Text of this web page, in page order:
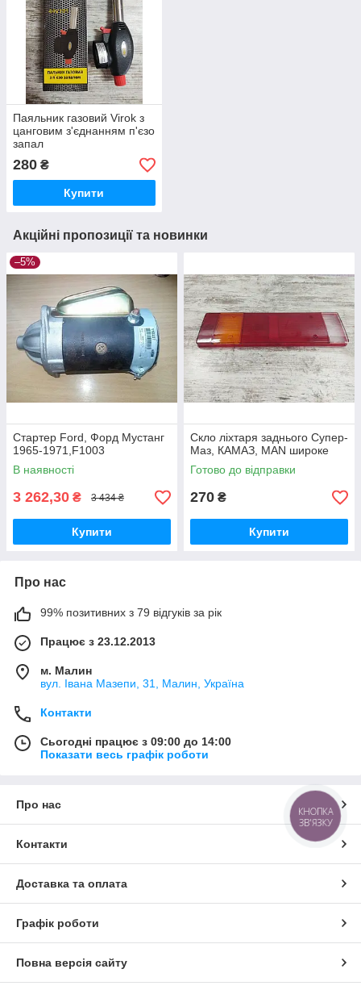
Паяльник газовий Virok з
цанговим з'єднанням п'єзо
запал
280 ₴
Купити
Акційні пропозиції та новинки
–5%
Стартер Ford, Форд Мустанг
1965-1971,F1003
В наявності
3 262,30 ₴ 3 434 ₴
Купити
Скло ліхтаря заднього Супер-
Маз, КАМАЗ, MAN широке
Готово до відправки
270 ₴
Купити
Про нас
99% позитивних з 79 відгуків за рік
Працює з 23.12.2013
м. Малин
вул. Івана Мазепи, 31, Малин, Україна
Контакти
Сьогодні працює з 09:00 до 14:00
Показати весь графік роботи
Про нас
Контакти
Доставка та оплата
Графік роботи
Повна версія сайту
КНОПКА
ЗВ'ЯЗКУ